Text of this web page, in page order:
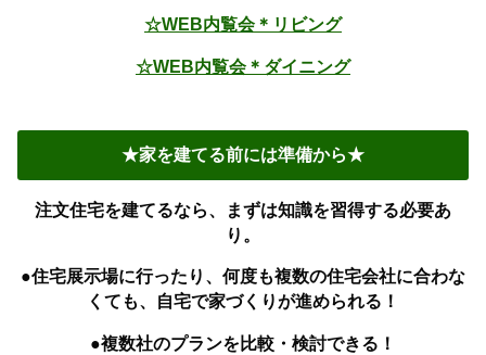
☆WEB内覧会＊リビング
☆WEB内覧会＊ダイニング
★家を建てる前には準備から★
注文住宅を建てるなら、まずは知識を習得する必要あ
り。
●住宅展示場に行ったり、何度も複数の住宅会社に合わな
くても、自宅で家づくりが進められる！
●複数社のプランを比較・検討できる！